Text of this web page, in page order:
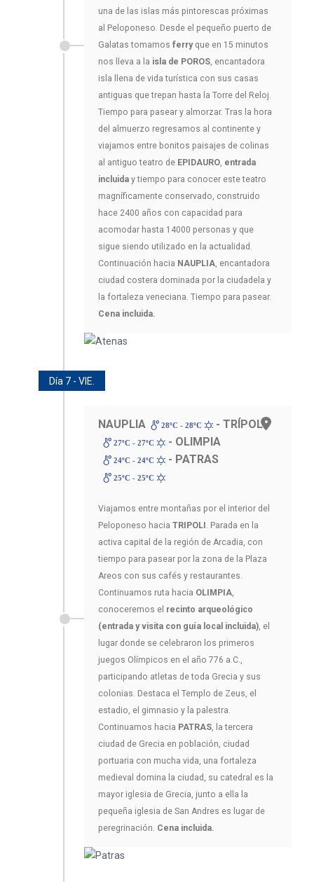
una de las islas más pintorescas próximas
al Peloponeso. Desde el pequeño puerto de
Galatas tomamos ferryque en 15 minutos
nos lleva a la isla de POROS, encantadora
isla llena de vida turística con sus casas
antiguas que trepan hasta la Torre del Reloj.
Tiempo para pasear y almorzar. Tras la hora
del almuerzo regresamos al continente y
viajamos entre bonitos paisajes de colinas
al antiguo teatro de EPIDAURO, entrada
incluida y tiempo para conocer este teatro
magníficamente conservado, construido
hace 2400 años con capacidad para
acomodar hasta 14000 personas y que
sigue siendo utilizado en la actualidad.
Continuación hacia NAUPLIA, encantadora
ciudad costera dominada por la ciudadela y
la fortaleza veneciana. Tiempo para pasear.
Cena incluida.
Día 7 - VIE.
NAUPLIA 28ºC - 28ºC - TRÍPOLI
27ºC - 27ºC - OLIMPIA
24ºC - 24ºC - PATRAS
25ºC - 25ºC
Viajamos entre montañas por el interior del
Peloponeso hacia TRIPOLI . Parada en la
activa capital de la región de Arcadia, con
tiempo para pasear por la zona de la Plaza
Areos con sus cafés y restaurantes.
Continuamos ruta hacia OLIMPIA,
conoceremos el recinto arqueológico
(entrada y visita con guía local incluida), el
lugar donde se celebraron los primeros
juegos Olímpicos en el año 776 a.C.,
participando atletas de toda Grecia y sus
colonias. Destaca el Templo de Zeus, el
estadio, el gimnasio y la palestra.
Continuamos hacia PATRAS, la tercera
ciudad de Grecia en población, ciudad
portuaria con mucha vida, una fortaleza
medieval domina la ciudad, su catedral es la
mayor iglesia de Grecia, junto a ella la
pequeña iglesia de San Andres es lugar de
peregrinación. Cena incluida.